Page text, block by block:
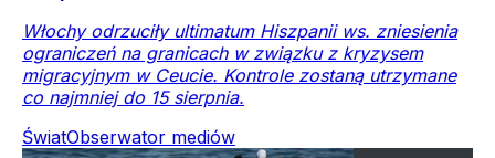
Włochy odrzuciły ultimatum Hiszpanii ws. zniesienia
ograniczeń na granicach w związku z kryzysem
migracyjnym w Ceucie. Kontrole zostaną utrzymane
co najmniej do 15 sierpnia.
ŚwiatObserwator mediów